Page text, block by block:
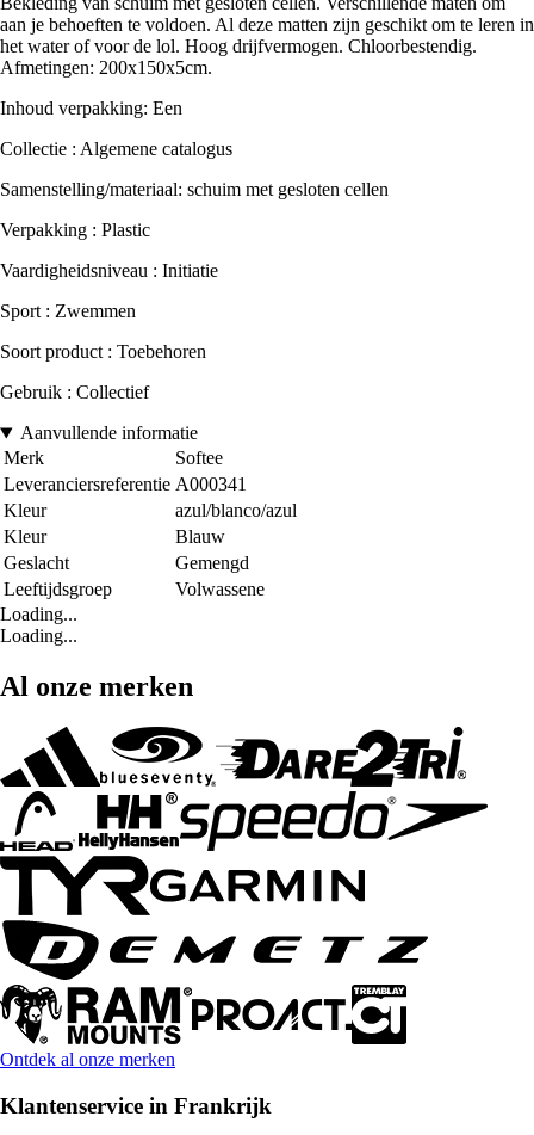
aan je behoeften te voldoen. Al deze matten zijn geschikt om te leren in
het water of voor de lol. Hoog drijfvermogen. Chloorbestendig.
Afmetingen: 200x150x5cm.
Inhoud verpakking: Een
Collectie : Algemene catalogus
Samenstelling/materiaal: schuim met gesloten cellen
Verpakking : Plastic
Vaardigheidsniveau : Initiatie
Sport : Zwemmen
Soort product : Toebehoren
Gebruik : Collectief
Aanvullende informatie
Merk
Softee
Leveranciersreferentie A000341
Kleur
azul/blanco/azul
Kleur
Blauw
Geslacht
Gemengd
Leeftijdsgroep
Volwassene
Loading...
Loading...
Al onze merken
Ontdek al onze merken
Klantenservice in Frankrijk